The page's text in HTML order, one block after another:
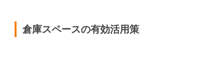
倉庫スペースの有効活用策